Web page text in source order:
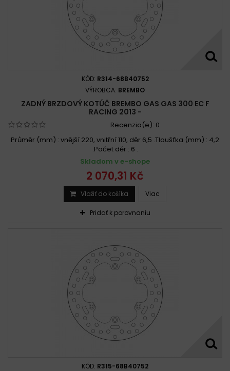
KÓD: R314-68B40752
VÝROBCA: BREMBO
ZADNÝ BRZDOVÝ KOTÚČ BREMBO GAS GAS 300 EC F
RACING 2013 -
Recenzia(e): 0
Průměr (mm) : vnější 220, vnitřní 110, děr 6,5 .Tloušťka (mm) : 4,2
.Počet děr : 6 .
Skladom v e-shope
2 070,31 Kč
Vložiť do košíka Viac
Pridať k porovnaniu
KÓD: R315-68B40752